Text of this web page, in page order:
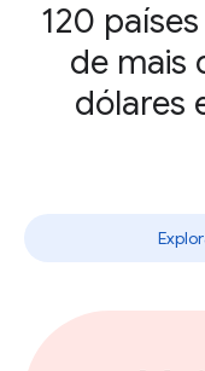
120
de mais
dólares